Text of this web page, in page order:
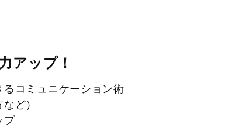
アップ！
るコミュニケーション術
ど）
プ